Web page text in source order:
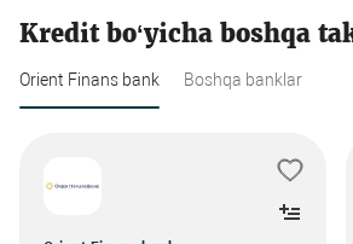
Kredit bo‘yicha boshqa
Orient Finans bank Boshqa banklar